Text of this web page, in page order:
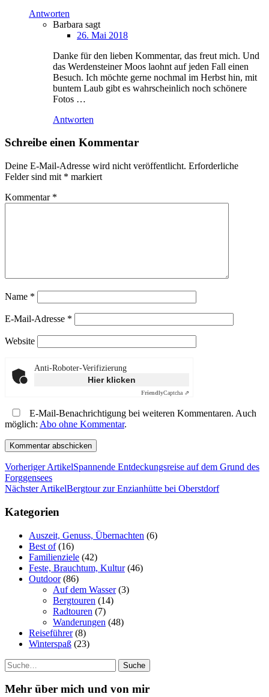
Antworten
Barbara sagt
26. Mai 2018
Danke für den lieben Kommentar, das freut mich. Und
das Werdensteiner Moos laohnt auf jeden Fall einen
Besuch. Ich möchte gerne nochmal im Herbst hin, mit
buntem Laub gibt es wahrscheinlich noch schönere
Fotos …
Antworten
Schreibe einen Kommentar
Deine E-Mail-Adresse wird nicht veröffentlicht. Erforderliche
Felder sind mit * markiert
Kommentar *
Name *
E-Mail-Adresse *
Website
Anti-Roboter-Verifizierung
Hier klicken
FriendlyCaptcha ⇗
E-Mail-Benachrichtigung bei weiteren Kommentaren. Auch
möglich: Abo ohne Kommentar.
Vorheriger ArtikelSpannende Entdeckungsreise auf dem Grund des
Forggensees
Nächster ArtikelBergtour zur Enzianhütte bei Oberstdorf
Kategorien
Auszeit, Genuss, Übernachten (6)
Best of(16)
Familienziele (42)
Feste, Brauchtum, Kultur(46)
Outdoor(86)
Auf dem Wasser(3)
Bergtouren (14)
Radtouren (7)
Wanderungen (48)
Reiseführer(8)
Winterspaß (23)
Suche
Mehr über mich und von mir